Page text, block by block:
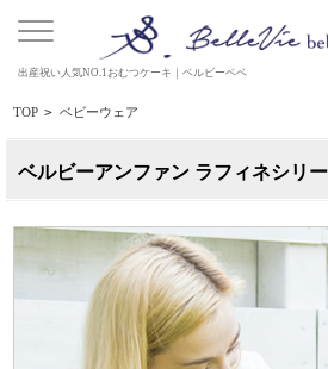
出産祝い人気NO.1おむつケーキ｜ベルビーベベ
TOP > ベビーウェア
ベルビーアンファン ラフィネシリ